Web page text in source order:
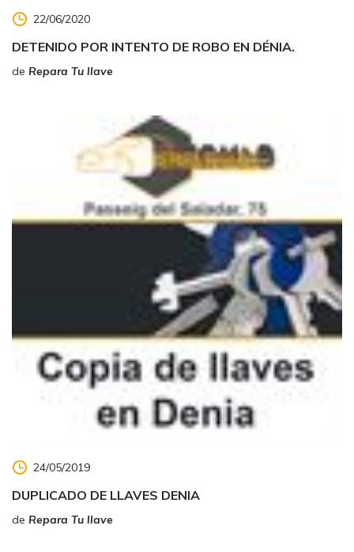
22/06/2020
DETENIDO POR INTENTO DE ROBO EN DÉNIA.
de Repara Tu llave
24/05/2019
DUPLICADO DE LLAVES DENIA
de Repara Tu llave